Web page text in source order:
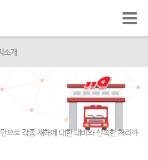
소개
으로 각종 재해에 대한 대비와 신속한 처리까